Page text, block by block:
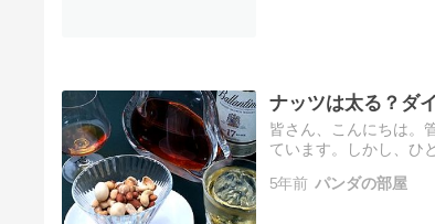
ナッツは太る？ダ
皆さん、こんにちは。
ています。しかし、ひ
ナ…
5年前 パンダの部屋